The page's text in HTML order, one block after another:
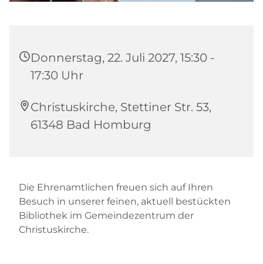
Donnerstag, 22. Juli 2027, 15:30 -
17:30 Uhr
Christuskirche, Stettiner Str. 53,
61348 Bad Homburg
Die Ehrenamtlichen freuen sich auf Ihren
Besuch in unserer feinen, aktuell bestückten
Bibliothek im Gemeindezentrum der
Christuskirche.